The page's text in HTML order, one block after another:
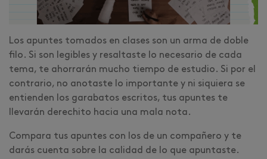
Los apuntes tomados en clases son un arma de doble
filo. Si son legibles y resaltaste lo necesario de cada
tema, te ahorrarán mucho tiempo de estudio. Si por el
contrario, no anotaste lo importante y ni siquiera se
entienden los garabatos escritos, tus apuntes te
llevarán derechito hacia una mala nota.
Compara tus apuntes con los de un compañero y te
darás cuenta sobre la calidad de lo que apuntaste.